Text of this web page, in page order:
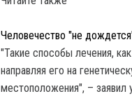
Человечество "не
"Такие способы лечения,
направляя его на
местоположения", – заявил